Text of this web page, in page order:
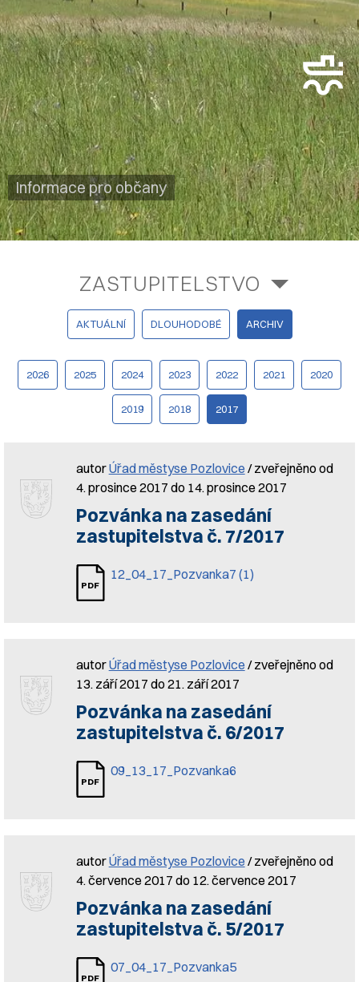
Informace pro občany
ZASTUPITELSTVO
AKTUÁLNÍ DLOUHODOBÉ ARCHIV
2026 2025 2024 2023 2022 2021 2020
2019 2018 2017
autorÚřad městyse Pozlovice / zveřejněno od
4. prosince 2017 do 14. prosince 2017
Pozvánka na zasedání
zastupitelstva č. 7/2017
12_04_17_Pozvanka7 (1)
autorÚřad městyse Pozlovice / zveřejněno od
13. září 2017 do 21. září 2017
Pozvánka na zasedání
zastupitelstva č. 6/2017
09_13_17_Pozvanka6
autorÚřad městyse Pozlovice / zveřejněno od
4. července 2017 do 12. července 2017
Pozvánka na zasedání
zastupitelstva č. 5/2017
07_04_17_Pozvanka5